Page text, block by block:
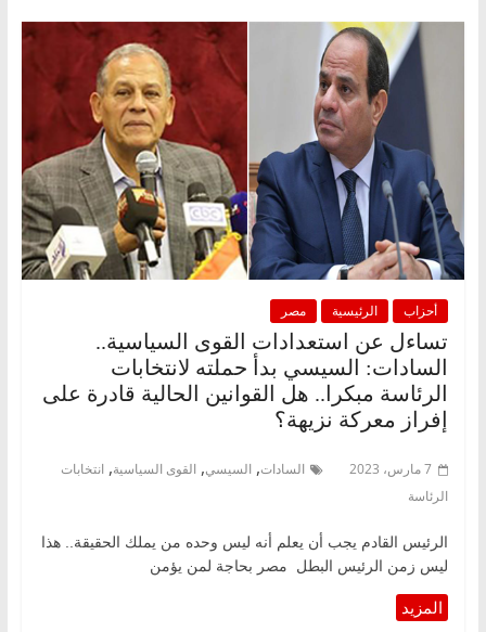
أحزاب الرئيسية مصر
تساءل عن استعدادات القوى السياسية..
السادات: السيسي بدأ حملته لانتخابات
الرئاسة مبكرا.. هل القوانين الحالية قادرة على
إفراز معركة نزيهة؟
7 مارس، 2023 السادات, السيسي, القوى السياسية, انتخابات
الرئاسة
الرئيس القادم يجب أن يعلم أنه ليس وحده من يملك الحقيقة.. هذا
ليس زمن الرئيس البطل مصر بحاجة لمن يؤمن